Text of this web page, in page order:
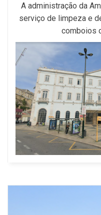
A administração da
serviço de limpeza e
comboios